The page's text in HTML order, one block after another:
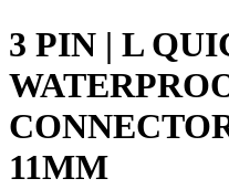
3 PIN | L
11MM